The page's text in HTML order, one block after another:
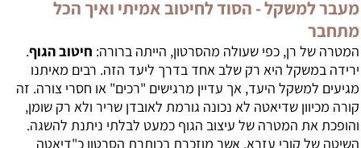
מעבר למשקל - הסוד לחיטוב אמיתי ואיך הכל
מתחבר
המטרה של רן, כפי שעולה מהסרטון, הייתה ברורה: חיטוב הגוף.
ירידה במשקל היא רק שלב אחד בדרך ליעד הזה. רבים מאיתנו
מגיעים למשקל היעד, אך עדיין מרגישים "רכים" או חסרי צורה. זה
קורה מכיוון שדיאטה לא נכונה גורמת לאובדן שריר ולא רק שומן,
והופכת את המטרה של עיצוב הגוף כמעט לבלתי ניתנת להשגה.
השיטה של קובי עזרא, אשר מוזכרת בכותרת הסרטון כ"דיאטה